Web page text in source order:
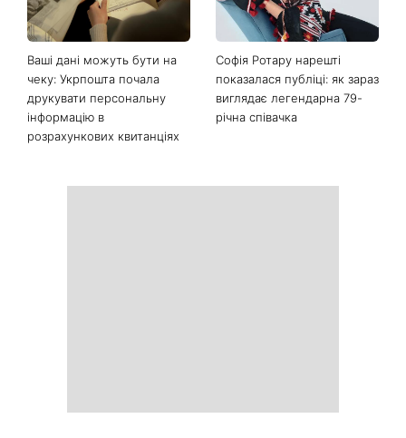
Ваші дані можуть бути на
чеку: Укрпошта почала
друкувати персональну
інформацію в
розрахункових квитанціях
Софія Ротару нарешті
показалася публіці: як зараз
виглядає легендарна 79-
річна співачка